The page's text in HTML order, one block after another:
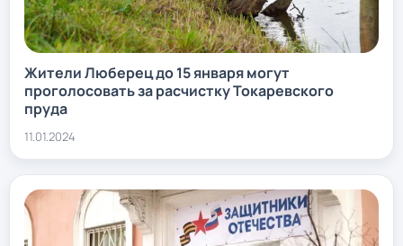
Жители Люберец до 15 января могут
проголосовать за расчистку Токаревского
пруда
11.01.2024